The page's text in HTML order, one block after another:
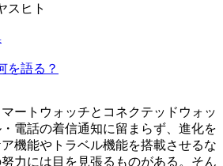
スヒト
を語る？
ートウォッチとコネクテッドウォッ
電話の着信通知に留まらず、進化を
機能やトラベル機能を搭載させるな
力には目を見張るものがある。そん